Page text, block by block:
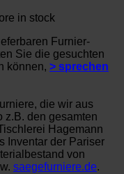
in stock
Furnier-
Sie die gesuchten
können, > sprechen
die wir aus
z.B. den gesamten
Hagemann
Inventar der Pariser
von
saegefurniere.de.